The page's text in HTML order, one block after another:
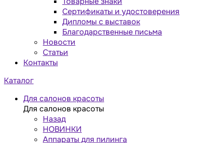
Сертификаты и удостоверения
Дипломы с выставок
Благодарственные письма
Новости
Статьи
Контакты
Каталог
Для салонов красоты
Для салонов красоты
Назад
НОВИНКИ
Аппараты для пилинга